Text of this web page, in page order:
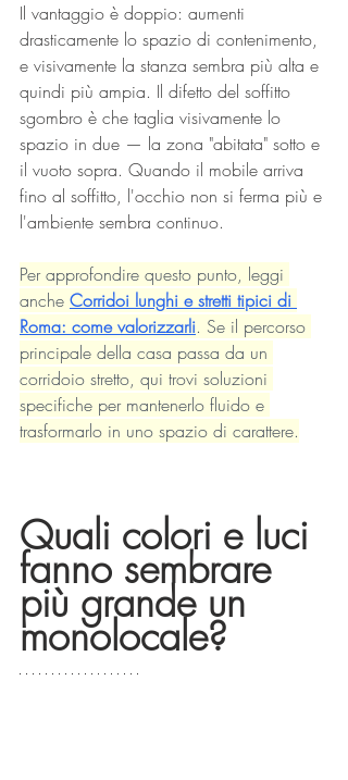
Il vantaggio è doppio: aumenti
drasticamente lo spazio di contenimento,
e visivamente la stanza sembra più alta e
quindi più ampia. Il difetto del soffitto
sgombro è che taglia visivamente lo
spazio in due — la zona "abitata" sotto e
il vuoto sopra. Quando il mobile arriva
fino al soffitto, l'occhio non si ferma più e
l'ambiente sembra continuo.
Per approfondire questo punto, leggi
anche Corridoi lunghi e stretti tipici di
Roma: come valorizzarli. Se il percorso
principale della casa passa da un
corridoio stretto, qui trovi soluzioni
specifiche per mantenerlo fluido e
trasformarlo in uno spazio di carattere.
Quali colori e luci
fanno sembrare
più grande un
monolocale?